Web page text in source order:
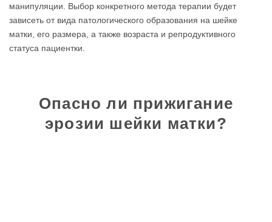
манипуляции. Выбор конкретного метода терапии будет
зависеть от вида патологического образования на шейке
матки, его размера, а также возраста и репродуктивного
статуса пациентки.
Опасно ли прижигание
эрозии шейки матки?